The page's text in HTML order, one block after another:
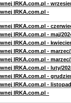
IRKA.com.pl -
IRKA.com.pl -
IRKA.com.pl -
IRKA.com.pl - maj/
IRKA.com.pl -
IRKA.com.pl - marzec/
IRKA.com.pl - marzec/
IRKA.com.pl - luty/
IRKA.com.pl -
IRKA.com.pl -
IRKA.com.pl -